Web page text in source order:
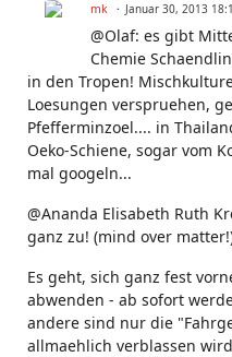
mk Januar 30, 2013
@Olaf: es gibt
Chemie
in den Tropen!
Loesungen verspruehen,
Pfefferminzoel.... in
Oeko-Schiene, sogar vom
mal googeln...
@Ananda Elisabeth Ruth
ganz zu! (mind over
Es geht, sich ganz fest
abwenden - ab sofort
andere sind nur die
allmaehlich verblassen